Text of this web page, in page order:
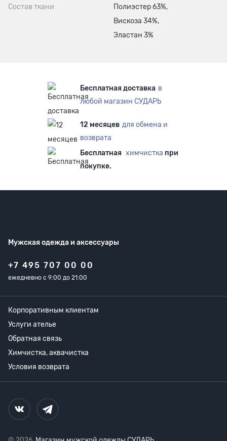
Состав ткани
Полиэстер 63%,
Вискоза 34%,
Эластан 3%
Бесплатная доставка в
любой магазин СУДАРЬ
12 месяцев для обмена и
возврата
Бесплатная химчистка при
покупке.
Мужская одежда и аксессуары
+7 495 707 00 00
ежедневно с 9:00 до 21:00
Корпоративным клиентам
Услуги ателье
Обратная связь
Химчистка, аквачистка
Условия возврата